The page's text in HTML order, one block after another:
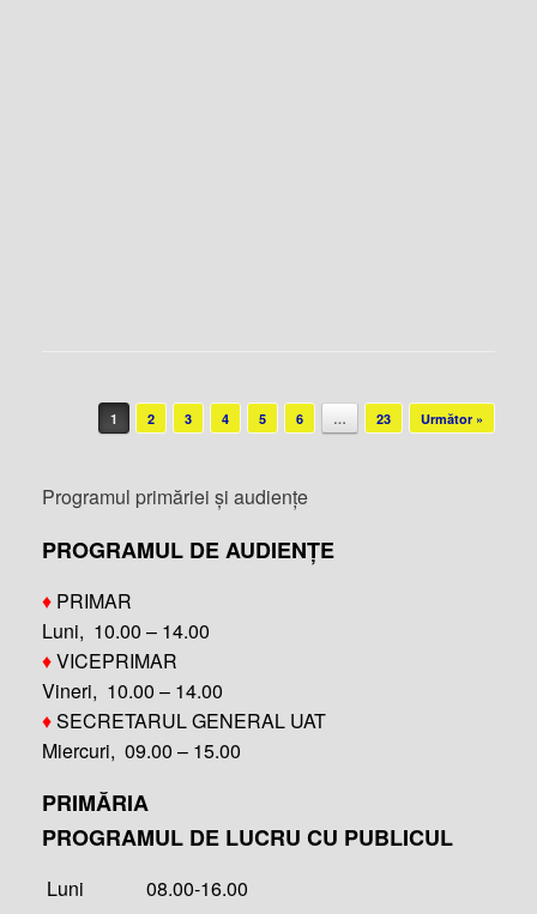
Post navigation
1 2 3 4 5 6 … 23 Următor »
Programul primăriei și audiențe
PROGRAMUL DE AUDIENȚE
♦ PRIMAR
Luni, 10.00 – 14.00
♦VICEPRIMAR
Vineri, 10.00 – 14.00
♦SECRETARUL GENERAL UAT
Miercuri, 09.00 – 15.00
PRIMĂRIA
PROGRAMUL DE LUCRU CU PUBLICUL
Luni 08.00-16.00